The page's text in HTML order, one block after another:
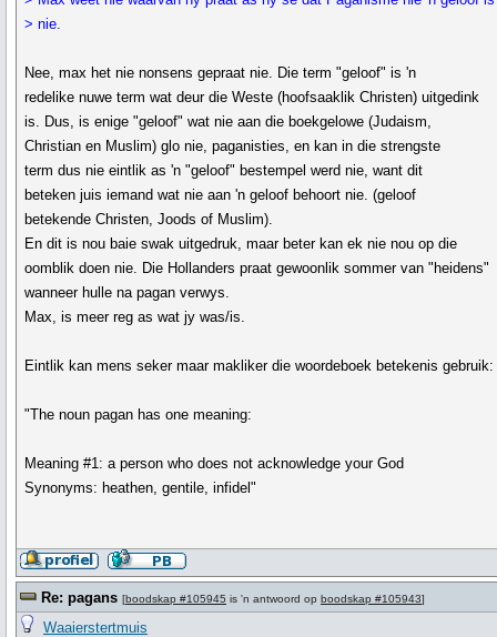
> nie.
Nee, max het nie nonsens gepraat nie. Die term "geloof" is 'n
redelike nuwe term wat deur die Weste (hoofsaaklik Christen) uitgedink
is. Dus, is enige "geloof" wat nie aan die boekgelowe (Judaism,
Christian en Muslim) glo nie, paganisties, en kan in die strengste
term dus nie eintlik as 'n "geloof" bestempel werd nie, want dit
beteken juis iemand wat nie aan 'n geloof behoort nie. (geloof
betekende Christen, Joods of Muslim).
En dit is nou baie swak uitgedruk, maar beter kan ek nie nou op die
oomblik doen nie. Die Hollanders praat gewoonlik sommer van "heidens"
wanneer hulle na pagan verwys.
Max, is meer reg as wat jy was/is.
Eintlik kan mens seker maar makliker die woordeboek betekenis gebruik:
"The noun pagan has one meaning:
Meaning #1: a person who does not acknowledge your God
Synonyms: heathen, gentile, infidel"
Re: pagans [boodskap #105945 is 'n antwoord op boodskap #105943]
Waaierstertmuis